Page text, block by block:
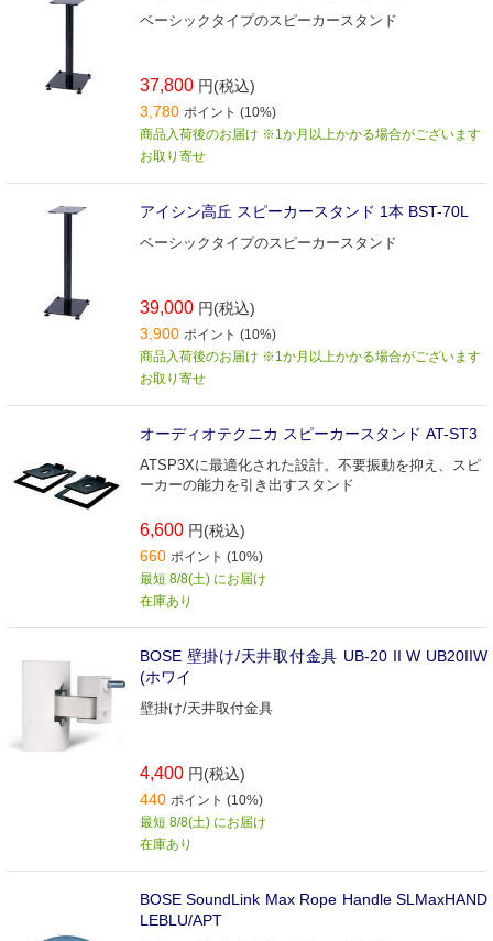
ベーシックタイプのスピーカースタンド
37,800 円(税込)
3,780 ポイント (10%)
商品入荷後のお届け ※1か月以上かかる場合がございます
お取り寄せ
アイシン高丘 スピーカースタンド 1本 BST-70L
ベーシックタイプのスピーカースタンド
39,000 円(税込)
3,900 ポイント (10%)
商品入荷後のお届け ※1か月以上かかる場合がございます
お取り寄せ
オーディオテクニカ スピーカースタンド AT-ST3
ATSP3Xに最適化された設計。不要振動を抑え、スピ
ーカーの能力を引き出すスタンド
6,600 円(税込)
660 ポイント (10%)
最短 8/8(土) にお届け
在庫あり
BOSE 壁掛け/天井取付金具 UB-20 II W UB20IIW
(ホワイ
壁掛け/天井取付金具
4,400 円(税込)
440 ポイント (10%)
最短 8/8(土) にお届け
在庫あり
BOSE SoundLink Max Rope Handle SLMaxHAND
LEBLU/APT